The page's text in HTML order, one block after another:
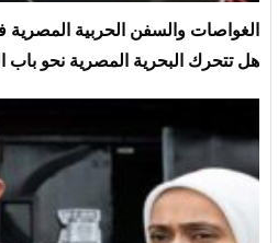
الغواصات والسفن الحربية
هل تتحرك البحرية المصرية نحو باب